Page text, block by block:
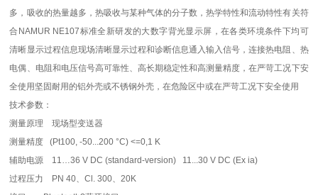
多，吸收的热量越多，热吸收与某种气体的分子数，热学特性和流动特性有关符
合NAMUR NE107标准全新研发的大数字背光显示屏，在各类环境条件下均可
清晰显示过程信息现场清晰显示过程和诊断信息通入输入信号，连接热电阻、热
电偶、电阻和电压信号高可靠性、高长期稳定性和高测量精度，在严苛工况下安
全使用坚固耐用的铝外壳或不锈钢外壳，在危险区中或在严苛工况下安全使用
技术参数：
测量原理 现场型变送器
测量精度 (Pt100, -50...200 °C) <=0,1 K
辅助电源 11…36 V DC (standard-version) 11...30 V DC (Ex ia)
过程压力 PN 40、Cl. 300、20K